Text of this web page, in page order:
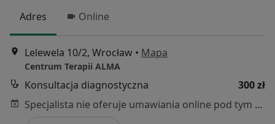
Adres Online
Lelewela 10/2, Wrocław • Mapa
Centrum Terapii ALMA
Konsultacja diagnostyczna
300 zł
Specjalista nie oferuje umawiania online pod tym adresem.